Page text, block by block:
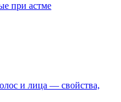
при астме
и лица — свойства,